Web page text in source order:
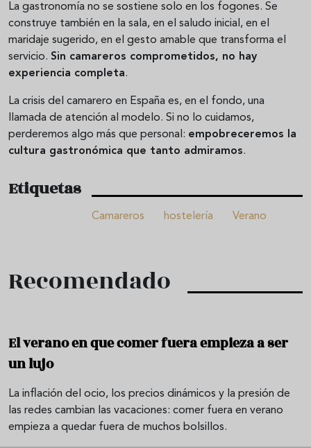
La gastronomía no se sostiene solo en los fogones. Se
construye también en la sala, en el saludo inicial, en el
maridaje sugerido, en el gesto amable que transforma el
servicio. Sin camareros comprometidos, no hay
experiencia completa.
La crisis del camarero en España es, en el fondo, una
llamada de atención al modelo. Si no lo cuidamos,
perderemos algo más que personal: empobreceremos la
cultura gastronómica que tanto admiramos.
Etiquetas
Camareros hostelería Verano
Recomendado
El verano en que comer fuera empieza a ser
un lujo
La inflación del ocio, los precios dinámicos y la presión de
las redes cambian las vacaciones: comer fuera en verano
empieza a quedar fuera de muchos bolsillos.